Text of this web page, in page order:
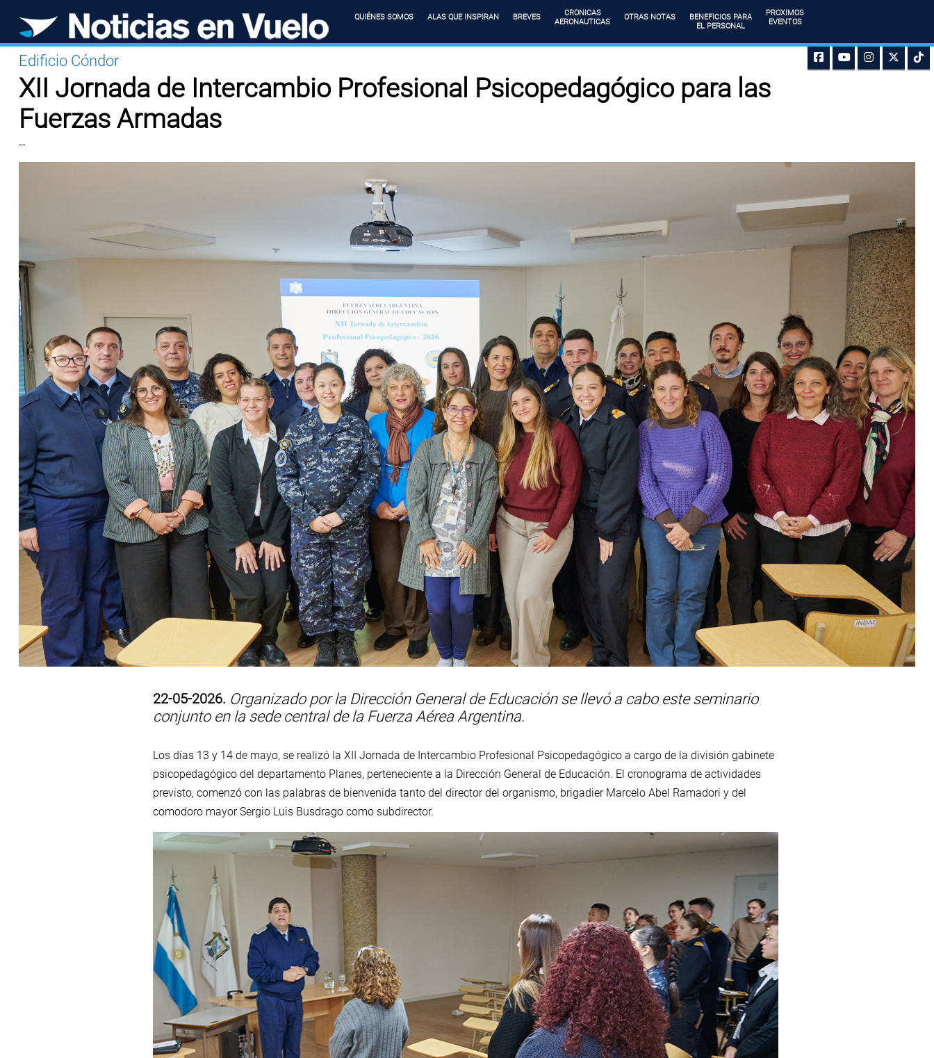
QUIÉNES SOMOS ALAS QUE INSPIRAN BREVES
CRONICAS
AERONAUTICAS
OTRAS NOTAS
BENEFICIOS PARA
EL PERSONAL
PROXIMOS
EVENTOS
Edificio Cóndor
XII Jornada de Intercambio Profesional Psicopedagógico para las
Fuerzas Armadas
--
22-05-2026. Organizado por la Dirección General de Educación se llevó a cabo este seminario
conjunto en la sede central de la Fuerza Aérea Argentina.
Los días 13 y 14 de mayo, se realizó la XII Jornada de Intercambio Profesional Psicopedagógico a cargo de la división gabinete
psicopedagógico del departamento Planes, perteneciente a la Dirección General de Educación. El cronograma de actividades
previsto, comenzó con las palabras de bienvenida tanto del director del organismo, brigadier Marcelo Abel Ramadori y del
comodoro mayor Sergio Luis Busdrago como subdirector.